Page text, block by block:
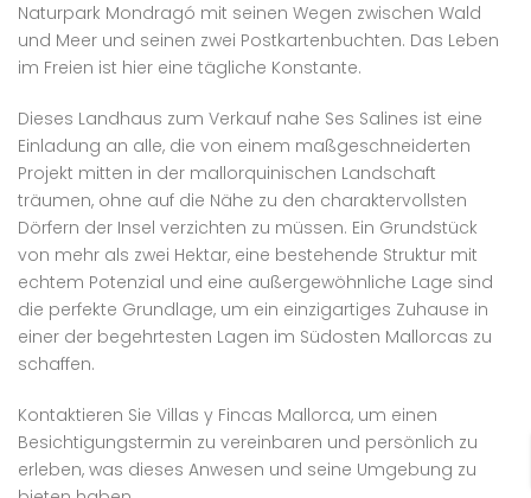
Naturpark Mondragó mit seinen Wegen zwischen Wald
und Meer und seinen zwei Postkartenbuchten. Das Leben
im Freien ist hier eine tägliche Konstante.
Dieses Landhaus zum Verkauf nahe Ses Salines ist eine
Einladung an alle, die von einem maßgeschneiderten
Projekt mitten in der mallorquinischen Landschaft
träumen, ohne auf die Nähe zu den charaktervollsten
Dörfern der Insel verzichten zu müssen. Ein Grundstück
von mehr als zwei Hektar, eine bestehende Struktur mit
echtem Potenzial und eine außergewöhnliche Lage sind
die perfekte Grundlage, um ein einzigartiges Zuhause in
einer der begehrtesten Lagen im Südosten Mallorcas zu
schaffen.
Kontaktieren Sie Villas y Fincas Mallorca, um einen
Besichtigungstermin zu vereinbaren und persönlich zu
erleben, was dieses Anwesen und seine Umgebung zu